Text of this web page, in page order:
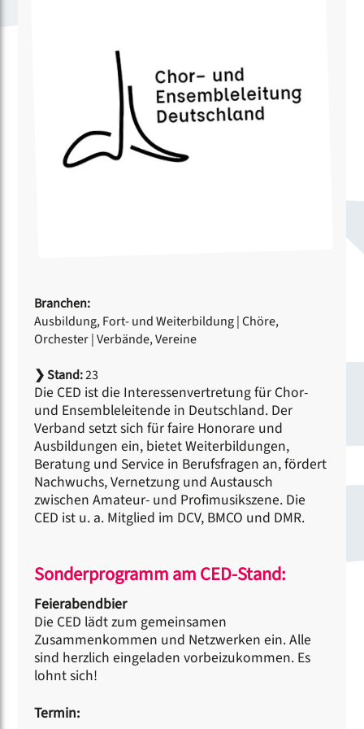
Branchen:
Ausbildung, Fort- und Weiterbildung|Chöre,
Orchester|Verbände, Vereine
❯Stand:23
Die CED ist die Interessenvertretung für Chor-
und Ensembleleitende in Deutschland. Der
Verband setzt sich für faire Honorare und
Ausbildungen ein, bietet Weiterbildungen,
Beratung und Service in Berufsfragen an, fördert
Nachwuchs, Vernetzung und Austausch
zwischen Amateur- und Profimusikszene. Die
CED ist u. a. Mitglied im DCV, BMCO und DMR.
Sonderprogramm am CED-Stand:
Feierabendbier
Die CED lädt zum gemeinsamen
Zusammenkommen und Netzwerken ein. Alle
sind herzlich eingeladen vorbeizukommen. Es
lohnt sich!
Termin: